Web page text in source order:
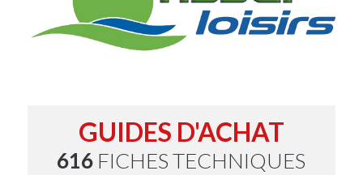
GUIDES D'ACHAT
616 FICHES TECHNIQUES